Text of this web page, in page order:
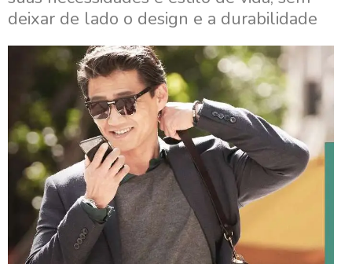
deixar de lado o design e a durabilidade